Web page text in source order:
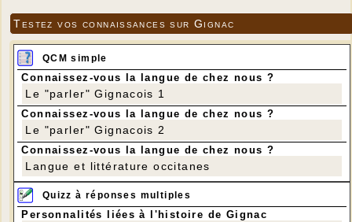
Testez vos connaissances sur Gignac
QCM simple
Connaissez-vous la langue de chez nous ?
Le "parler" Gignacois 1
Connaissez-vous la langue de chez nous ?
Le "parler" Gignacois 2
Connaissez-vous la langue de chez nous ?
Langue et littérature occitanes
Quizz à réponses multiples
Personnalités liées à l'histoire de Gignac